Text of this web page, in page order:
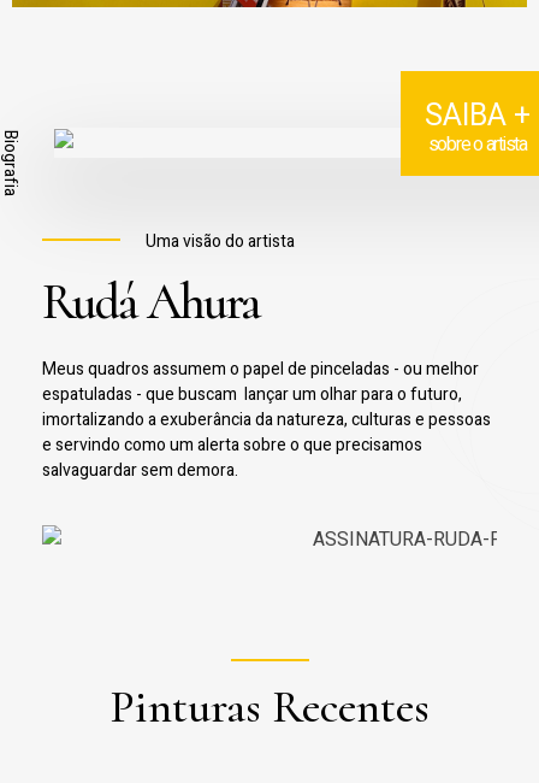
SAIBA +
sobre o artista
Uma visão do artista
Rudá Ahura
Meus quadros assumem o papel de pinceladas - ou melhor
espatuladas - que buscam lançar um olhar para o futuro,
imortalizando a exuberância da natureza, culturas e pessoas
e servindo como um alerta sobre o que precisamos
salvaguardar sem demora.
Pinturas Recentes